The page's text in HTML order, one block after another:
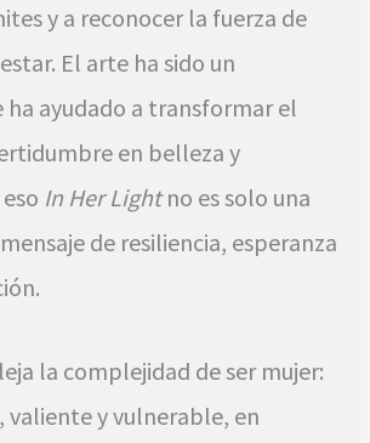
y a reconocer la fuerza de
El arte ha sido un
ha ayudado a transformar el
en belleza y
In Her Lightno es solo una
de resiliencia, esperanza
la complejidad de ser mujer:
valiente y vulnerable, en